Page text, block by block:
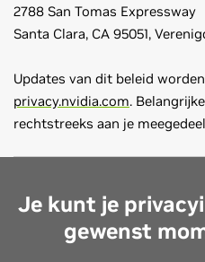
2788 San Tomas Expressway
Santa Clara, CA 95051,
Updates van dit beleid
privacy.nvidia.com.
rechtstreeks aan je
Je kunt je
gewenst